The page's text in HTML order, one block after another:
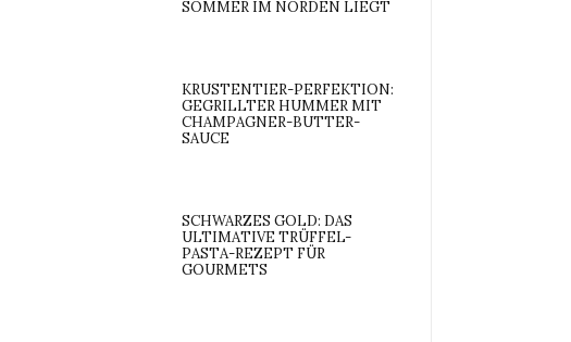
SOMMER IM NORDEN LIEGT
KRUSTENTIER-PERFEKTION:
GEGRILLTER HUMMER MIT
CHAMPAGNER-BUTTER-
SAUCE
SCHWARZES GOLD: DAS
ULTIMATIVE TRÜFFEL-
PASTA-REZEPT FÜR
GOURMETS